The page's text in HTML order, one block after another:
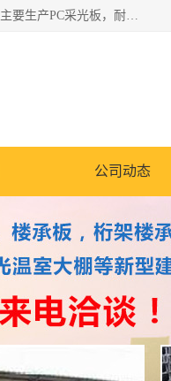
郑州鑫纵建材有限公司供应阳光板，彩钢板，彩钢钢构工程是一家集生产销售租赁安装于一体的企业，主要生产PC采光板，耐力板，仿古琉璃采光板，岩棉板、彩钢压型板、镀锌压型板、桁架楼承板，C、Z型钢檩条、围挡板、轻钢结构，阳光温室大棚等新型建材产品。公司旗下有多台移动式高空压瓦机租赁，承接全国各地业务，专业对外租赁各种型号压瓦机。
公司动态